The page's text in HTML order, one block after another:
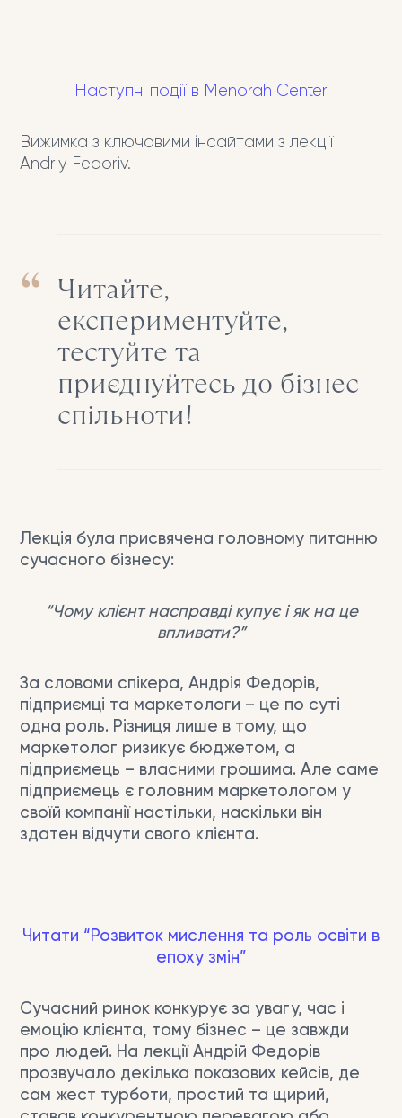
Наступні події в Menorah Center
Вижимка з ключовими інсайтами з лекції
Andriy Fedoriv.
Читайте,
експериментуйте,
тестуйте та
приєднуйтесь до бізнес
спільноти!
Лекція була присвячена головному питанню
сучасного бізнесу:
“Чому клієнт насправді купує і як на це
впливати?”
За словами спікера, Андрія Федорів,
підприємці та маркетологи – це по суті
одна роль. Різниця лише в тому, що
маркетолог ризикує бюджетом, а
підприємець – власними грошима. Але саме
підприємець є головним маркетологом у
своїй компанії настільки, наскільки він
здатен відчути свого клієнта.
Читати “Розвиток мислення та роль освіти в
епоху змін”
Сучасний ринок конкурує за увагу, час і
емоцію клієнта, тому бізнес – це завжди
про людей. На лекції Андрій Федорів
прозвучало декілька показових кейсів, де
сам жест турботи, простий та щирий,